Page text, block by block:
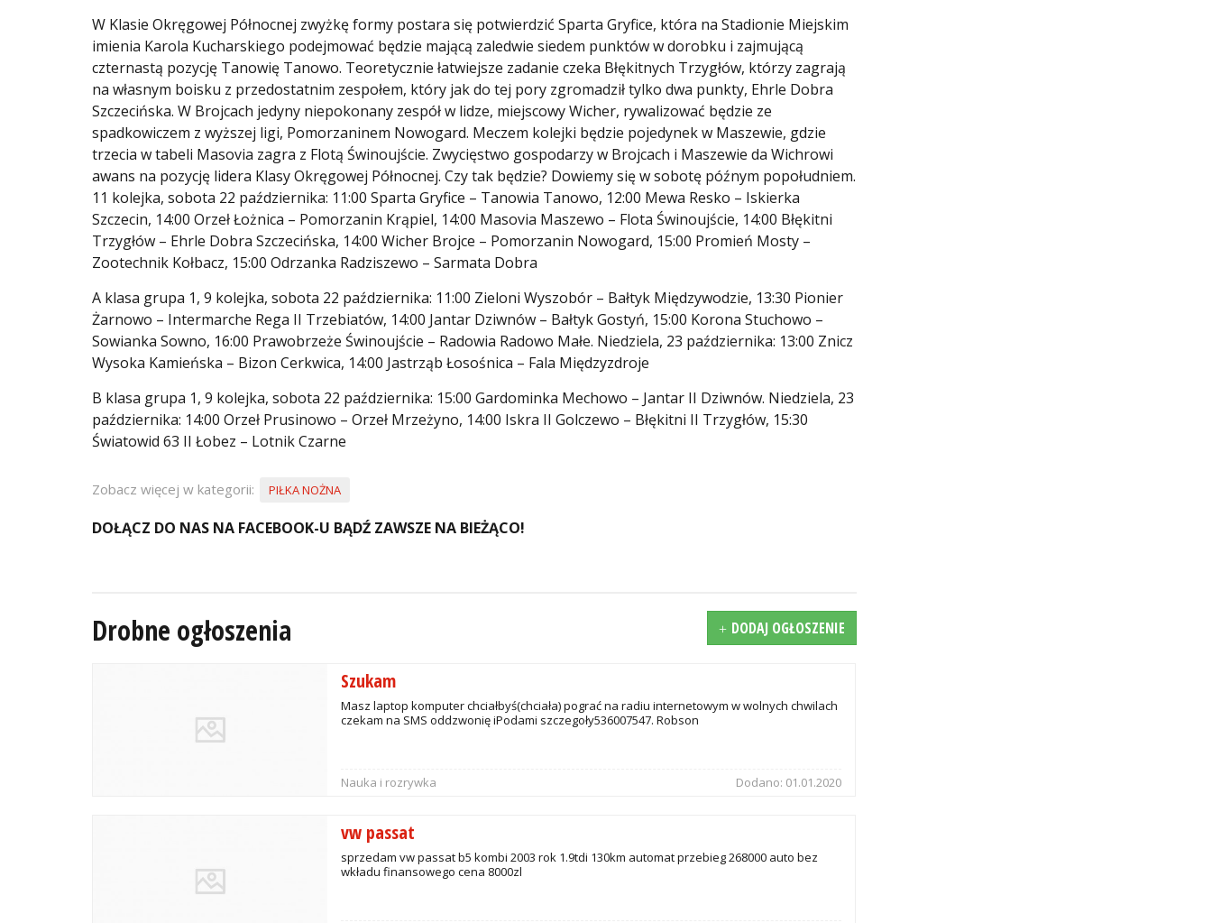
W Klasie Okręgowej Północnej zwyżkę formy postara się potwierdzić Sparta Gryfice, która na Stadionie Miejskim
imienia Karola Kucharskiego podejmować będzie mającą zaledwie siedem punktów w dorobku i zajmującą
czternastą pozycję Tanowię Tanowo. Teoretycznie łatwiejsze zadanie czeka Błękitnych Trzygłów, którzy zagrają
na własnym boisku z przedostatnim zespołem, który jak do tej pory zgromadził tylko dwa punkty, Ehrle Dobra
Szczecińska. W Brojcach jedyny niepokonany zespół w lidze, miejscowy Wicher, rywalizować będzie ze
spadkowiczem z wyższej ligi, Pomorzaninem Nowogard. Meczem kolejki będzie pojedynek w Maszewie, gdzie
trzecia w tabeli Masovia zagra z Flotą Świnoujście. Zwycięstwo gospodarzy w Brojcach i Maszewie da Wichrowi
awans na pozycję lidera Klasy Okręgowej Północnej. Czy tak będzie? Dowiemy się w sobotę późnym popołudniem.
11 kolejka, sobota 22 października: 11:00 Sparta Gryfice – Tanowia Tanowo, 12:00 Mewa Resko – Iskierka
Szczecin, 14:00 Orzeł Łożnica – Pomorzanin Krąpiel, 14:00 Masovia Maszewo – Flota Świnoujście, 14:00 Błękitni
Trzygłów – Ehrle Dobra Szczecińska, 14:00 Wicher Brojce – Pomorzanin Nowogard, 15:00 Promień Mosty –
Zootechnik Kołbacz, 15:00 Odrzanka Radziszewo – Sarmata Dobra
A klasa grupa 1, 9 kolejka, sobota 22 października: 11:00 Zieloni Wyszobór – Bałtyk Międzywodzie, 13:30 Pionier
Żarnowo – Intermarche Rega II Trzebiatów, 14:00 Jantar Dziwnów – Bałtyk Gostyń, 15:00 Korona Stuchowo –
Sowianka Sowno, 16:00 Prawobrzeże Świnoujście – Radowia Radowo Małe. Niedziela, 23 października: 13:00 Znicz
Wysoka Kamieńska – Bizon Cerkwica, 14:00 Jastrząb Łosośnica – Fala Międzyzdroje
B klasa grupa 1, 9 kolejka, sobota 22 października: 15:00 Gardominka Mechowo – Jantar II Dziwnów. Niedziela, 23
października: 14:00 Orzeł Prusinowo – Orzeł Mrzeżyno, 14:00 Iskra II Golczewo – Błękitni II Trzygłów, 15:30
Światowid 63 II Łobez – Lotnik Czarne
Zobacz więcej w kategorii: PIŁKA NOŻNA
DOŁĄCZ DO NAS NA FACEBOOK-U BĄDŹ ZAWSZE NA BIEŻĄCO!
Drobne ogłoszenia DODAJ OGŁOSZENIE
Szukam
Masz laptop komputer chciałbyś(chciała) pograć na radiu internetowym w wolnych chwilach
czekam na SMS oddzwonię iPodami szczegoły536007547. Robson
Nauka i rozrywka Dodano: 01.01.2020
vw passat
sprzedam vw passat b5 kombi 2003 rok 1.9tdi 130km automat przebieg 268000 auto bez
wkładu finansowego cena 8000zl